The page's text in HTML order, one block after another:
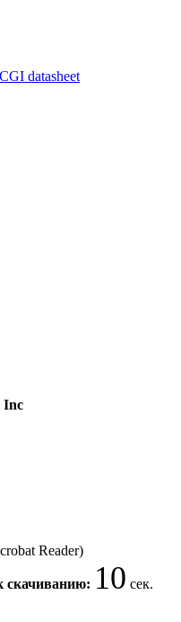
datasheet
Inc
Reader)
скачиванию: 10 сек.